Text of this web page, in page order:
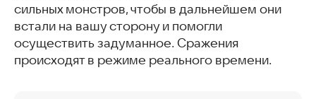
сильных монстров, чтобы в дальнейшем они
встали на вашу сторону и помогли
осуществить задуманное. Сражения
происходят в режиме реального времени.